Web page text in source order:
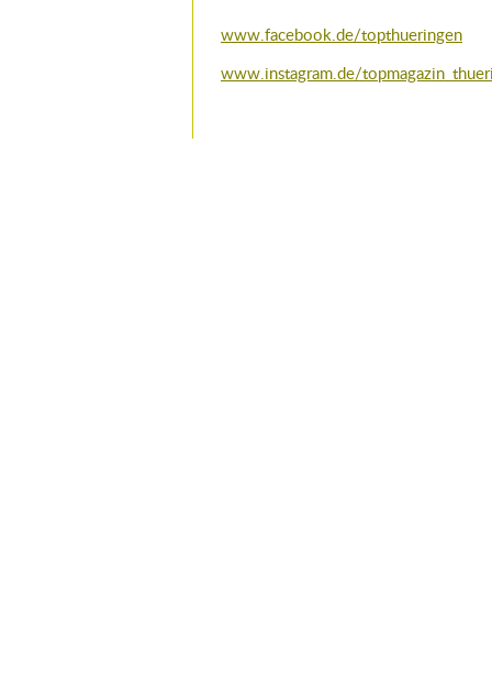
www.facebook.de/topthueringen
www.instagram.de/